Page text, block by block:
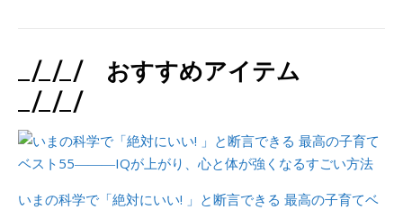
_/_/_/ おすすめアイテム
_/_/_/
いまの科学で「絶対にいい! 」と断言できる 最高の子育てベ